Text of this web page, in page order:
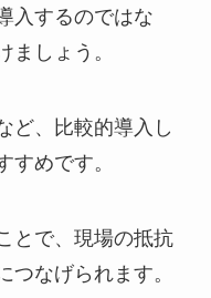
入するのではな
ましょう。
ど、比較的導入し
すめです。
とで、現場の抵抗
つなげられます。